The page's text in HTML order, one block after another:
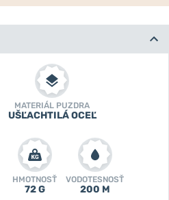
MATERIÁL PUZDRA
UŠĽACHTILÁ OCEĽ
HMOTNOSŤ
72 G
VODOTESNOSŤ
200 M